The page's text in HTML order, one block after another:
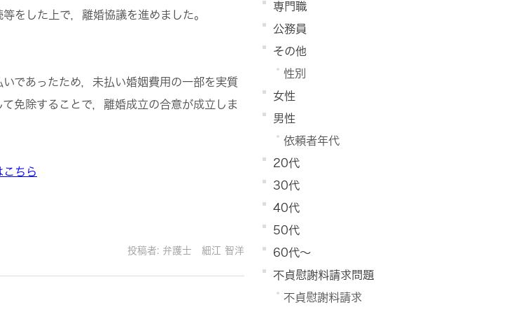
をした上で，離婚協議を進めました。
であったため，未払い婚姻費用の一部を実質
免除することで，離婚成立の合意が成立しま
ちら
投稿者: 弁護士 細江 智洋
専門職
公務員
その他
性別
女性
男性
依頼者年代
20代
30代
40代
50代
60代～
不貞慰謝料請求問題
不貞慰謝料請求